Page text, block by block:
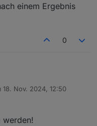
einem Ergebnis
0
erst nach einem
18. Nov. 2024, 12:50
von
werden!